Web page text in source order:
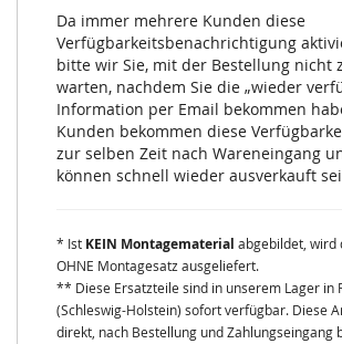
Da immer mehrere Kunden diese
Verfügbarkeitsbenachrichtigung
bitte wir Sie, mit der Bestellung nicht
warten, nachdem Sie die „wieder
Information per Email bekommen
Kunden bekommen diese
zur selben Zeit nach Wareneingang
können schnell wieder ausverkauft
* Ist KEIN Montagematerial abgebildet, wird
OHNE Montagesatz ausgeliefert.
** Diese Ersatzteile sind in unserem Lager in
(Schleswig-Holstein) sofort verfügbar. Diese
direkt, nach Bestellung und Zahlungseingang